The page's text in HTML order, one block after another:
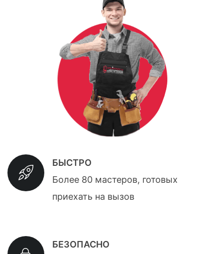
БЫСТРО
Более 80 мастеров, готовых
приехать на вызов
БЕЗОПАСНО